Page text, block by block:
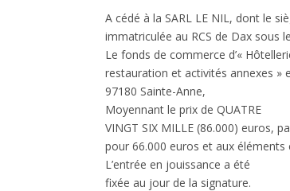
A cédé à la SARL LE NIL, dont le
immatriculée au RCS de Dax sous
Le fonds de commerce d’«
restauration et activités annexes »
97180 Sainte-Anne,
Moyennant le prix de QUATRE
VINGT SIX MILLE (86.000) euros,
pour 66.000 euros et aux
L’entrée en jouissance a été
fixée au jour de la signature.